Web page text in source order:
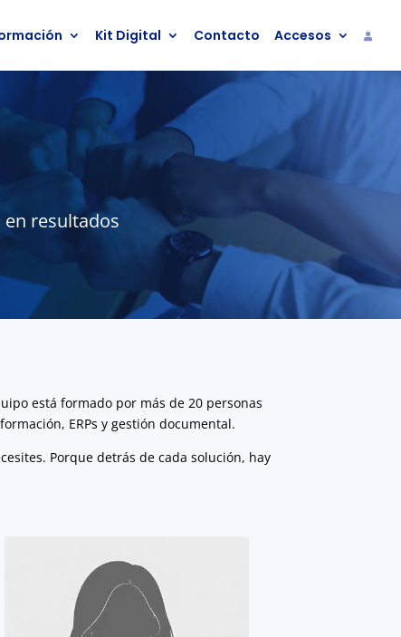
Kit Digital Contacto Accesos
resultados
está formado por más de 20 personas
ERPs y gestión documental.
Porque detrás de cada solución, hay